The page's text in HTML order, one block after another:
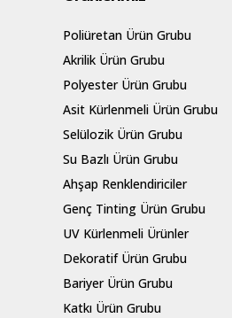
Poliüretan Ürün Grubu
Akrilik Ürün Grubu
Polyester Ürün Grubu
Asit Kürlenmeli Ürün Grubu
Selülozik Ürün Grubu
Su Bazlı Ürün Grubu
Ahşap Renklendiriciler
Genç Tinting Ürün Grubu
UV Kürlenmeli Ürünler
Dekoratif Ürün Grubu
Bariyer Ürün Grubu
Katkı Ürün Grubu